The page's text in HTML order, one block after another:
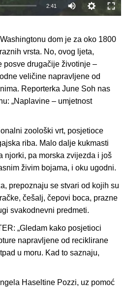
2:41
dom je za oko 1800
vrsta. No, ovog ljeta,
posve drugačije životinje –
veličine napravljene od
Reporterka June Soh nas
„Naplavine – umjetnost
zoološki vrt, posjetioce
riba. Malo dalje kukmasti
njorki, pa morska zvijezda i još
živim bojama, i oku ugodni.
prepoznaju se stvari od kojih su
češalj, čepovi boca, prazne
svakodnevni predmeti.
„Gledam kako posjetioci
napravljene od reciklirane
u moru. Kad to saznaju,
Haseltine Pozzi, uz pomoć